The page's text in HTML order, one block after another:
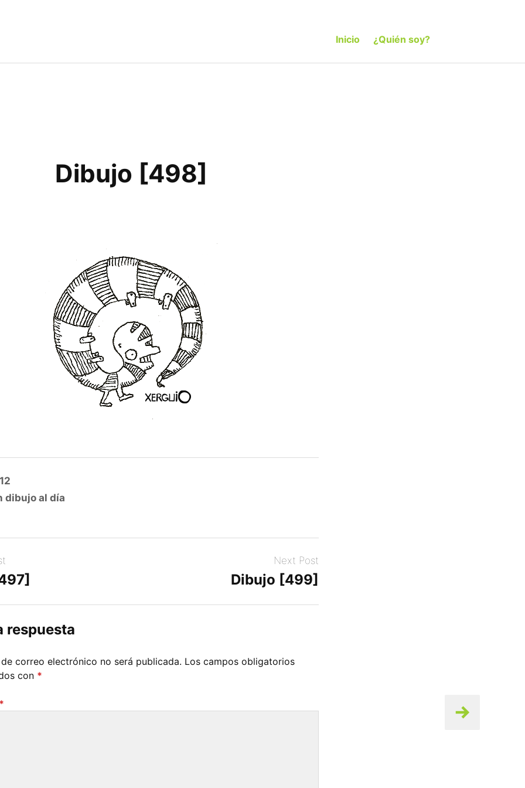
Inicio ¿Quién soy?
Dibujo [498]
dibujo al día
Next Post
Dibujo [499]
respuesta
correo electrónico no será publicada. Los campos obligatorios
con *
*